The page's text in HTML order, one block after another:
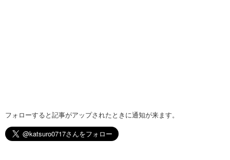
フォローすると記事がアップされたときに通知が来ます。